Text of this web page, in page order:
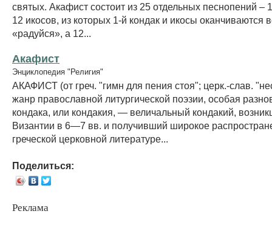
святых. Акафист состоит из 25 отдельных песнопений –
12 икосов, из которых 1-й кондак и икосы оканчиваются
«радуйся», а 12...
Акафист
Энциклопедия "Религия"
АКАФИСТ (от греч. "гимн для пения стоя"; церк.-слав.
жанр православной литургической поэзии, особая
кондака, или кондакия, — величальный кондакий,
Византии в 6—7 вв. и получивший широкое
греческой церковной литературе...
Поделиться:
Реклама